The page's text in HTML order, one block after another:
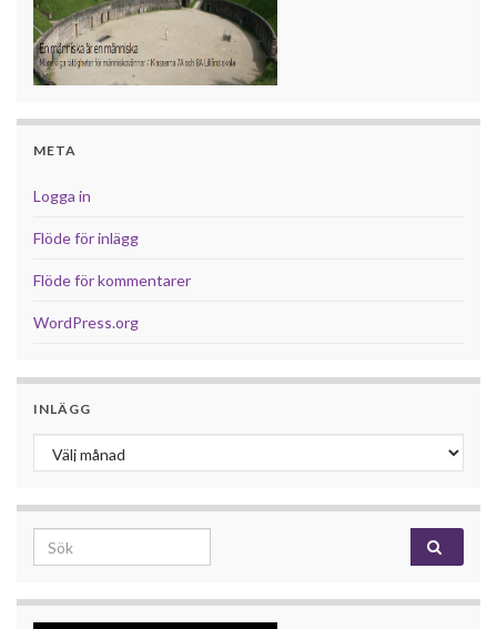
META
Logga in
Flöde för inlägg
Flöde för kommentarer
WordPress.org
INLÄGG
Inlägg
Search for: